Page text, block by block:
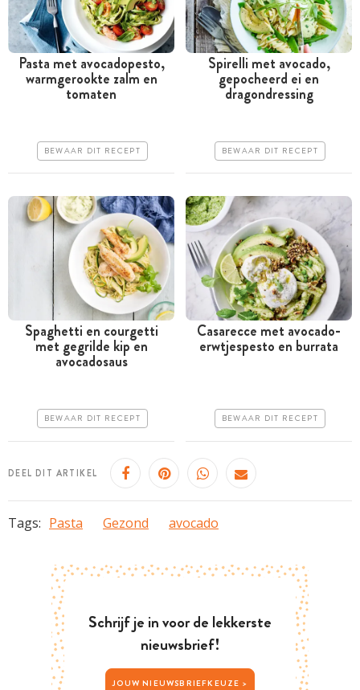
Minder dan 30 minuten
Erg makkelijk
Pasta met avocadopesto,
warmgerookte zalm en
tomaten
BEWAAR DIT RECEPT
Tussen 30 minuten en 1
Spirelli met avocado,
gepocheerd ei en
dragondressing
BEWAAR DIT RECEPT
Minder dan 30 minuten
Erg makkelijk
Spaghetti en courgetti
met gegrilde kip en
avocadosaus
BEWAAR DIT RECEPT
Tussen 30 minuten en 1
Casarecce met avocado-
erwtjespesto en burrata
BEWAAR DIT RECEPT
DEEL DIT ARTIKEL
Tags: Pasta Gezond avocado
Schrijf je in voor de lekkerste
nieuwsbrief!
JOUW NIEUWSBRIEFKEUZE >